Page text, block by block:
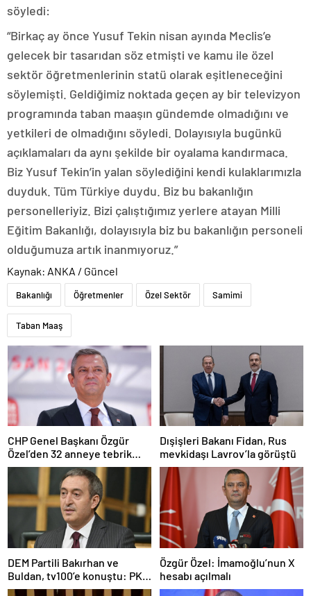
söyledi:
“Birkaç ay önce Yusuf Tekin nisan ayında Meclis’e
gelecek bir tasarıdan söz etmişti ve kamu ile özel
sektör öğretmenlerinin statü olarak eşitleneceğini
söylemişti. Geldiğimiz noktada geçen ay bir televizyon
programında taban maaşın gündemde olmadığını ve
yetkileri de olmadığını söyledi. Dolayısıyla bugünkü
açıklamaları da aynı şekilde bir oyalama kandırmaca.
Biz Yusuf Tekin’in yalan söylediğini kendi kulaklarımızla
duyduk. Tüm Türkiye duydu. Biz bu bakanlığın
personelleriyiz. Bizi çalıştığımız yerlere atayan Milli
Eğitim Bakanlığı, dolayısıyla biz bu bakanlığın personeli
olduğumuza artık inanmıyoruz.”
Kaynak: ANKA / Güncel
Bakanlığı Öğretmenler Özel Sektör Samimi
Taban Maaş
CHP Genel Başkanı Özgür
Özel’den 32 anneye tebrik
telefonu
Dışişleri Bakanı Fidan, Rus
mevkidaşı Lavrov’la görüştü
DEM Partili Bakırhan ve
Buldan, tv100’e konuştu: PKK
ne zaman kendini feshedecek
Özgür Özel: İmamoğlu’nun X
hesabı açılmalı